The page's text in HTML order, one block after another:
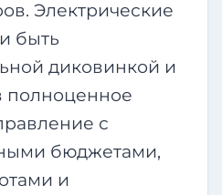
Электрические
быть
диковинкой и
полноценное
с
бюджетами,
и